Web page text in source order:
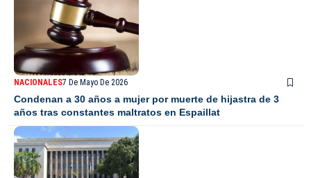
NACIONALES7 De Mayo De 2026
Condenan a 30 años a mujer por muerte de hijastra de 3
años tras constantes maltratos en Espaillat